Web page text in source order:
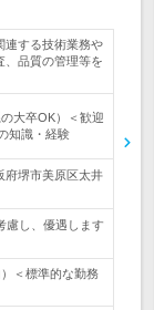
連する技術業務や
、品質の管理等を
大卒OK）＜歓迎
知識・経験
府堺市美原区太井
慮し、優遇します
＜標準的な勤務